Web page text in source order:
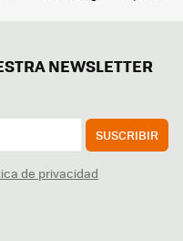
NEWSLETTER
SUSCRIBIR
de privacidad